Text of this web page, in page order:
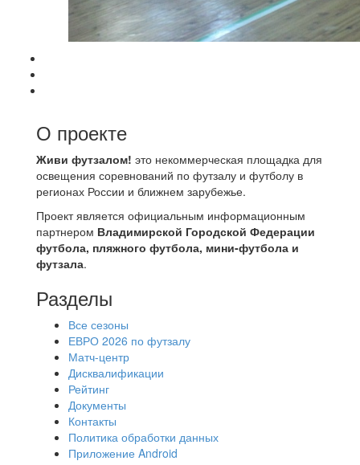
О проекте
Живи футзалом! это некоммерческая площадка для
освещения соревнований по футзалу и футболу в
регионах России и ближнем зарубежье.
Проект является официальным информационным
партнером Владимирской Городской Федерации
футбола, пляжного футбола, мини-футбола и
футзала.
Разделы
Все сезоны
ЕВРО 2026 по футзалу
Матч-центр
Дисквалификации
Рейтинг
Документы
Контакты
Политика обработки данных
Приложение Android